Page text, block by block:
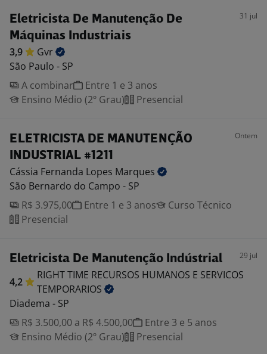
Eletricista De Manutenção De
Máquinas Industriais
31 jul
3,9
Gvr
São Paulo - SP
A combinar
Entre 1 e 3 anos
Ensino Médio (2º Grau)
Presencial
ELETRICISTA DE MANUTENÇÃO
INDUSTRIAL #1211
Ontem
Cássia Fernanda Lopes Marques
São Bernardo do Campo - SP
R$ 3.975,00
Entre 1 e 3 anos
Curso Técnico
Presencial
Eletricista De Manutenção Indústrial 29 jul
4,2
RIGHT TIME RECURSOS HUMANOS E SERVICOS
TEMPORARIOS
Diadema - SP
R$ 3.500,00 a R$ 4.500,00
Entre 3 e 5 anos
Ensino Médio (2º Grau)
Presencial